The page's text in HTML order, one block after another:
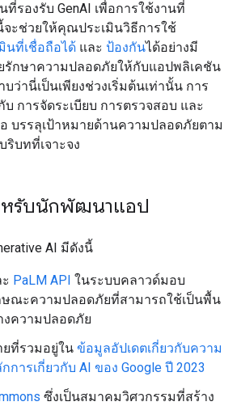
รองรับ GenAI เพื่อการใช้งานที่
จะช่วยให้คุณประเมินวิธีการใช้
นที่เชื่อถือได้ และ ป้องกันได้อย่างมี
รักษาความปลอดภัยให้กับแอปพลิเคชัน
ว่านี่เป็นเพียงช่วงเริ่มต้นเท่านั้น การ
บ การจัดระเบียบ การตรวจสอบ และ
บรรลุเป้าหมายด้านความปลอดภัยตาม
บทที่เจาะจง
รับนักพัฒนาแอป
AI มีดังนี้
PaLM API ในระบบคลาวด์มอบ
ณะความปลอดภัยที่สามารถใช้เป็นพื้น
งความปลอดภัย
ยที่รวมอยู่ใน ข้อมูลอัปเดตเกี่ยวกับความ
ารเกี่ยวกับ AI ของ Google ปี 2023
ซึ่งเป็นสมาคมวิศวกรรมที่สร้าง